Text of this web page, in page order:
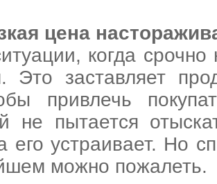
цена
когда срочно
Это заставляет
привлечь
не пытается
его устраивает. Но
можно пожалеть.